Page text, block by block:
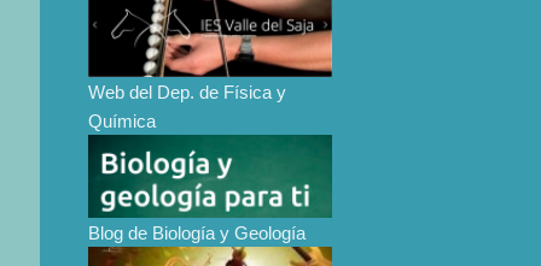
Web del Dep. de Física y
Química
Blog de Biología y Geología